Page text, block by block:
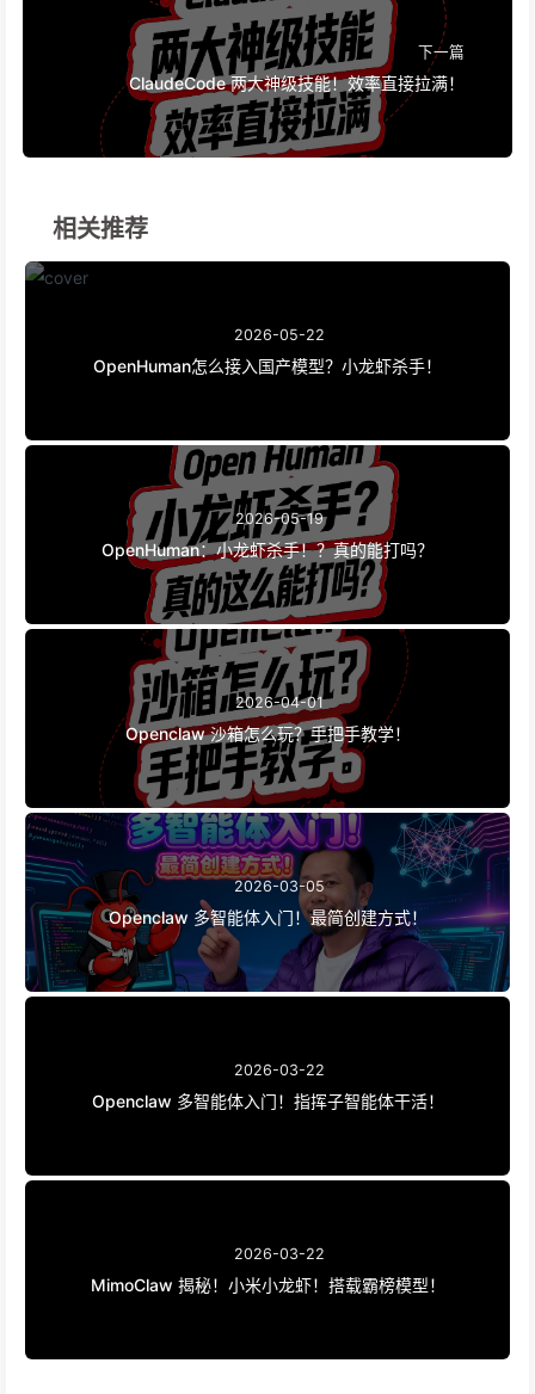
下一篇
ClaudeCode 两大神级技能！效率直接拉满！
相关推荐
2026-05-22
OpenHuman怎么接入国产模型？小龙虾杀手！
2026-05-19
OpenHuman：小龙虾杀手！？真的能打吗？
2026-04-01
Openclaw 沙箱怎么玩？手把手教学！
2026-03-05
Openclaw 多智能体入门！最简创建方式！
2026-03-22
Openclaw 多智能体入门！指挥子智能体干活！
2026-03-22
MimoClaw 揭秘！小米小龙虾！搭载霸榜模型！